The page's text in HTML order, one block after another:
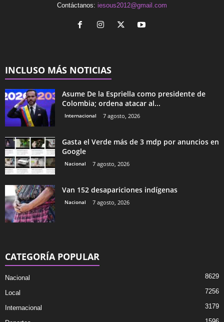
Contáctanos: iesous2012@gmail.com
INCLUSO MÁS NOTICIAS
Asume De la Espriella como presidente de
Colombia; ordena atacar al...
Internacional 7 agosto, 2026
Gasta el Verde más de 3 mdp por anuncios en
Google
Nacional 7 agosto, 2026
Van 152 desapariciones indígenas
Nacional 7 agosto, 2026
CATEGORÍA POPULAR
Nacional 8629
Local 7256
Internacional 3179